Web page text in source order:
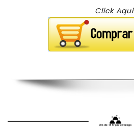
Click Aqui